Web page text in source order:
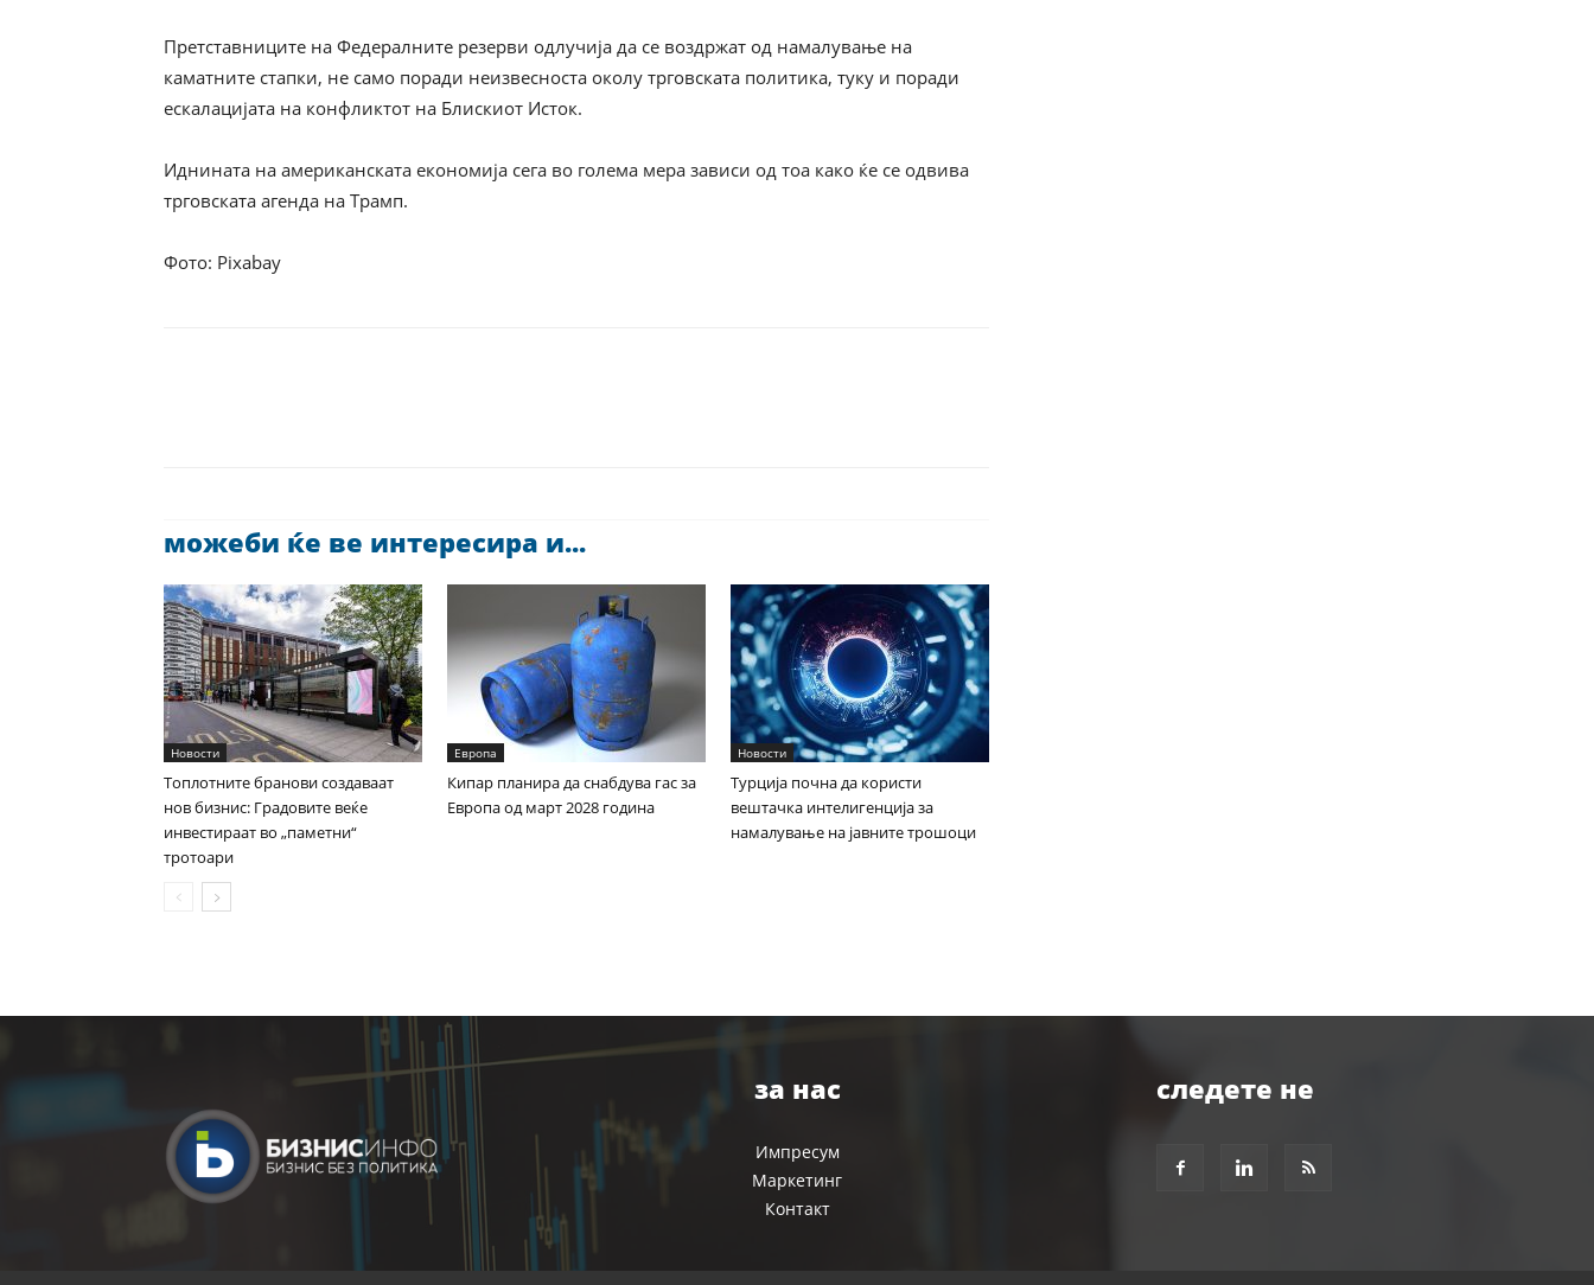
Претставниците на Федералните резерви одлучија да се воздржат од намалување на
каматните стапки, не само поради неизвесноста околу трговската политика, туку и поради
ескалацијата на конфликтот на Блискиот Исток.
Иднината на американската економија сега во голема мера зависи од тоа како ќе се одвива
трговската агенда на Трамп.
Фото: Pixabay
можеби ќе ве интересира и...
Новости
Топлотните бранови создаваат
нов бизнис: Градовите веќе
инвестираат во „паметни“
тротоари
Европа
Кипар планира да снабдува гас за
Европа од март 2028 година
Новости
Турција почна да користи
вештачка интелигенција за
намалување на јавните трошоци
за нас
Импресум
Маркетинг
Контакт
следете не